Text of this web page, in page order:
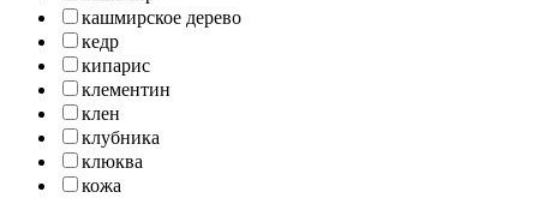
кашмирское дерево
кедр
кипарис
клементин
клен
клубника
клюква
кожа